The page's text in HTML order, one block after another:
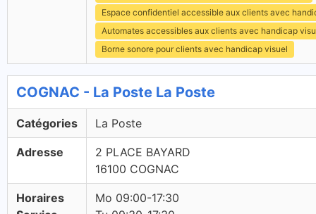
Espace confidentiel accessible aux clients avec
Automates accessibles aux clients avec handicap
Borne sonore pour clients avec handicap visuel
COGNAC - La Poste La Poste
Catégories La Poste
Adresse
2 PLACE BAYARD
16100 COGNAC
Horaires
Mo 09:00-17:30